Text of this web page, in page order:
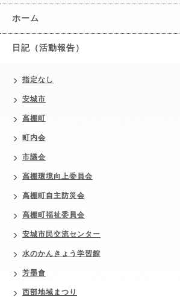
ホーム
日記（活動報告）
指定なし
安城市
高棚町
町内会
市議会
高棚環境向上委員会
高棚町自主防災会
高棚町福祉委員会
安城市民交流センター
水のかんきょう学習館
芳墨會
西部地域まつり